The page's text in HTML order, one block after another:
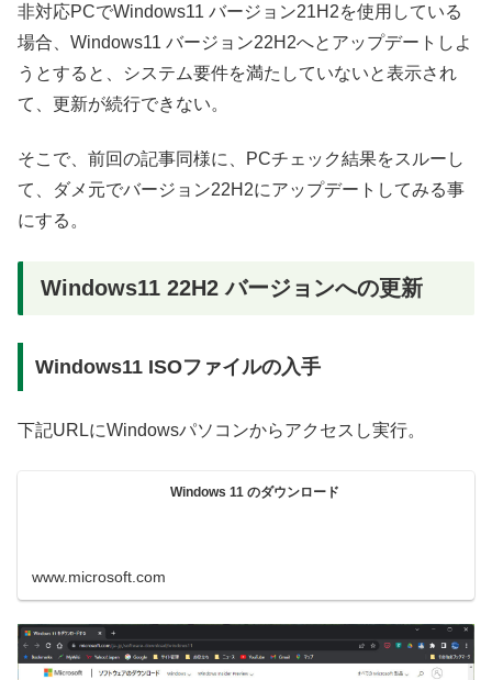
非対応PCでWindows11 バージョン21H2を使用している
場合、Windows11 バージョン22H2へとアップデートしよ
うとすると、システム要件を満たしていないと表示され
て、更新が続行できない。
そこで、前回の記事同様に、PCチェック結果をスルーし
て、ダメ元でバージョン22H2にアップデートしてみる事
にする。
Windows11 22H2 バージョンへの更新
Windows11 ISOファイルの入手
下記URLにWindowsパソコンからアクセスし実行。
Windows 11 のダウンロード
www.microsoft.com